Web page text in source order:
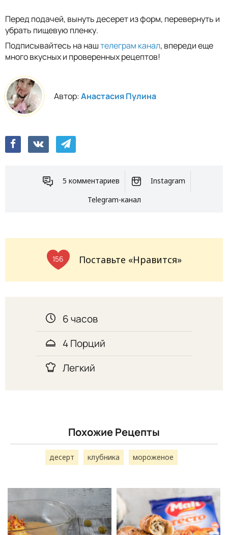
Перед подачей, вынуть десерет из форм, перевернуть и
убрать пищевую пленку.
Подписывайтесь на наштелеграм канал, впереди еще
много вкусных и проверенных рецептов!
Автор:Анастасия Пулина
5 комментариев
Instagram
Telegram-канал
156 Поставьте «Нравится»
6 часов
4 Порций
Легкий
Похожие Рецепты
десерт клубника мороженое